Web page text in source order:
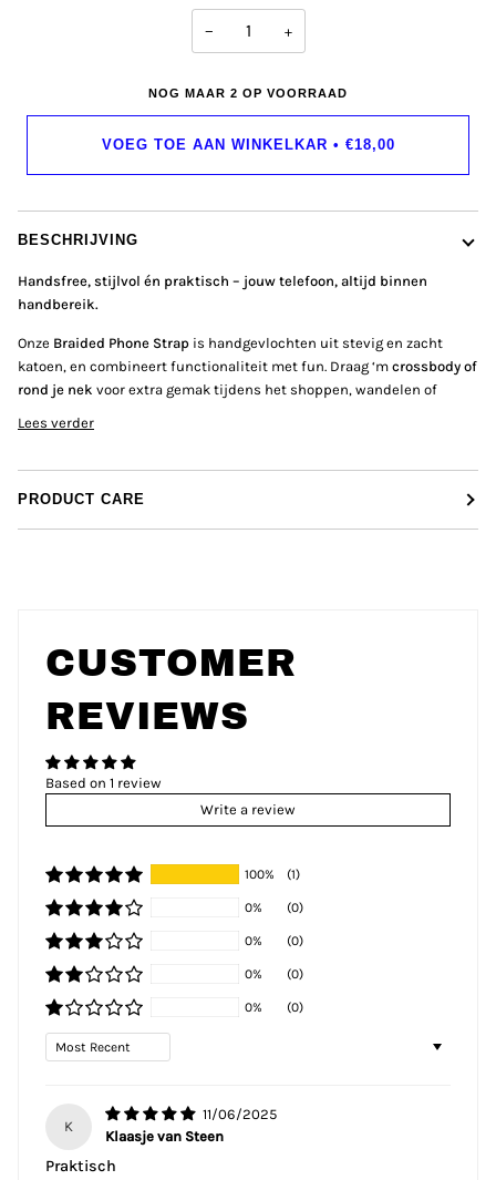
− +
NOG MAAR 2 OP VOORRAAD
VOEG TOE AAN WINKELKAR • €18,00
BESCHRIJVING
Handsfree, stijlvol én praktisch – jouw telefoon, altijd binnen
handbereik.
Onze Braided Phone Strap is handgevlochten uit stevig en zacht
katoen, en combineert functionaliteit met fun. Draag ‘m crossbody of
rond je nek voor extra gemak tijdens het shoppen, wandelen of
Lees verder
PRODUCT CARE
CUSTOMER
REVIEWS
Based on 1 review
Write a review
100% (1)
0% (0)
0% (0)
0% (0)
0% (0)
Sort by
K
11/06/2025
Klaasje van Steen
Praktisch